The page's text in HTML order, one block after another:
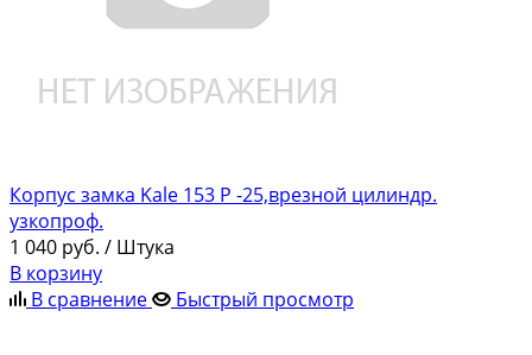
Корпус замка Kale 153 Р -25,врезной цилиндр.
узкопроф.
1 040 руб. / Штука
В корзину
В сравнение
Быстрый просмотр